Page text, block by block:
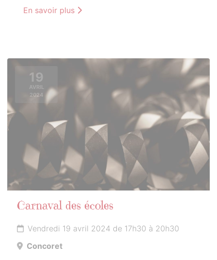
En savoir plus
19
AVRIL
2024
Carnaval des écoles
Vendredi 19 avril 2024 de 17h30 à 20h30
Concoret